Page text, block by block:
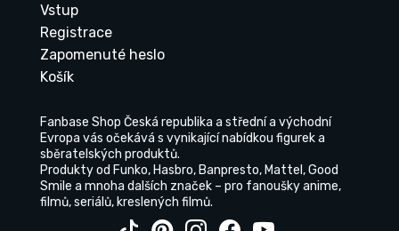
Vstup
Registrace
Zapomenuté heslo
Košík
Fanbase Shop Česká republika a střední a východní
Evropa vás očekává s vynikající nabídkou figurek a
sběratelských produktů.
Produkty od Funko, Hasbro, Banpresto, Mattel, Good
Smile a mnoha dalších značek – pro fanoušky anime,
filmů, seriálů, kreslených filmů.